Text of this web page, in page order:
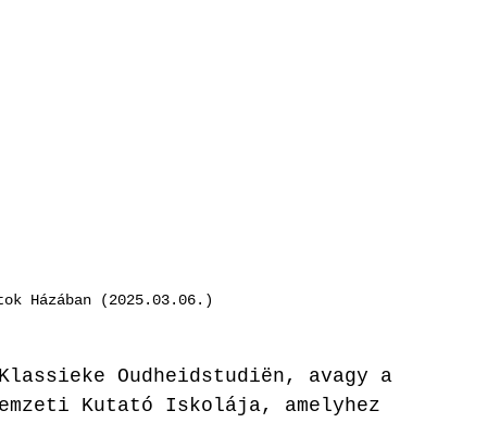
Házában (2025.03.06.)
Oudheidstudiën, avagy a
Kutató Iskolája, amelyhez